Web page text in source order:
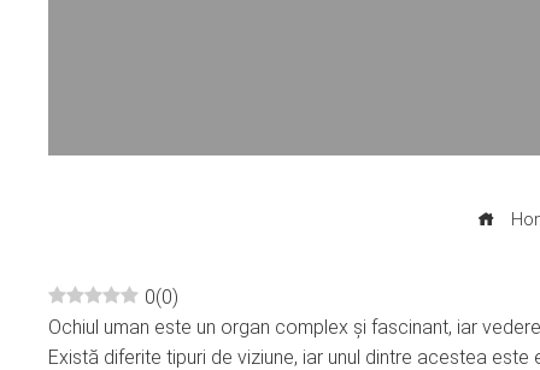
0(0)
Ochiul uman este un organ complex și fascinant, iar
Există diferite tipuri de viziune, iar unul dintre acestea este